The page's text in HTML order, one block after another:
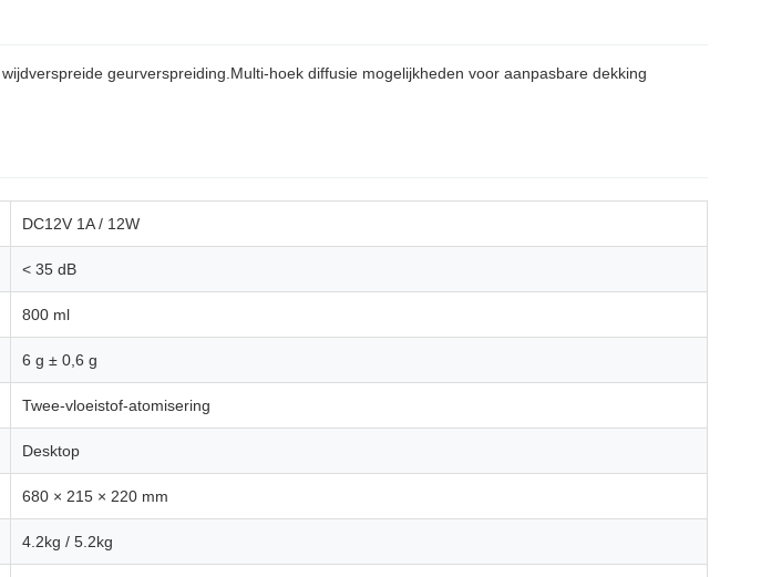
geurverspreiding.Multi-hoek diffusie mogelijkheden voor aanpasbare dekking
DC12V 1A / 12W
< 35 dB
800 ml
6 g ± 0,6 g
Twee-vloeistof-atomisering
Desktop
680 × 215 × 220 mm
4.2kg / 5.2kg